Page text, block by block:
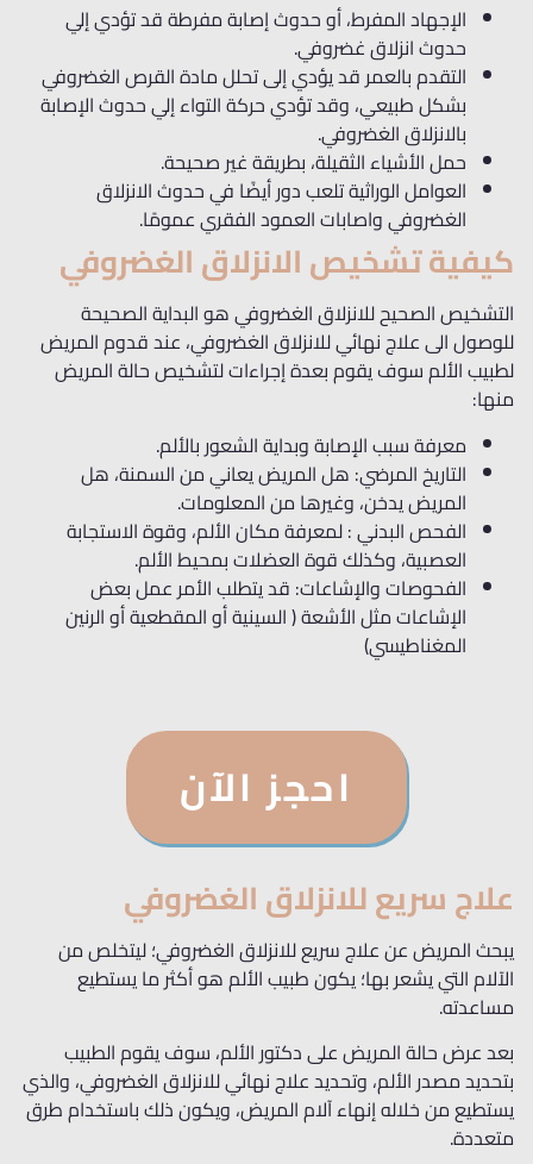
الإجهاد المفرط، أو حدوث إصابة مفرطة قد تؤدي إلي
حدوث انزلاق غضروفي.
التقدم بالعمر قد يؤدي إلى تحلل مادة القرص الغضروفي
بشكل طبيعي، وقد تؤدي حركة التواء إلي حدوث الإصابة
بالانزلاق الغضروفي.
حمل الأشياء الثقيلة، بطريقة غير صحيحة.
العوامل الوراثية تلعب دور أيضًا في حدوث الانزلاق
الغضروفي واصابات العمود الفقري عمومًا.
كيفية تشخيص الانزلاق الغضروفي
التشخيص الصحيح للانزلاق الغضروفي هو البداية الصحيحة
للوصول الى علاج نهائي للانزلاق الغضروفي، عند قدوم المريض
لطبيب الألم سوف يقوم بعدة إجراءات لتشخيص حالة المريض
منها:
معرفة سبب الإصابة وبداية الشعور بالألم.
التاريخ المرضي: هل المريض يعاني من السمنة، هل
المريض يدخن، وغيرها من المعلومات.
الفحص البدني : لمعرفة مكان الألم، وقوة الاستجابة
العصبية، وكذلك قوة العضلات بمحيط الألم.
الفحوصات والإشاعات: قد يتطلب الأمر عمل بعض
الإشاعات مثل الأشعة ( السينية أو المقطعية أو الرنين
المغناطيسي)
احجز الآن
علاج سريع للانزلاق الغضروفي
يبحث المريض عن علاج سريع للانزلاق الغضروفي؛ ليتخلص من
الآلام التي يشعر بها؛ يكون طبيب الألم هو أكثر ما يستطيع
مساعدته.
بعد عرض حالة المريض على دكتور الألم، سوف يقوم الطبيب
بتحديد مصدر الألم، وتحديد علاج نهائي للانزلاق الغضروفي، والذي
يستطيع من خلاله إنهاء آلام المريض، ويكون ذلك باستخدام طرق
متعددة.